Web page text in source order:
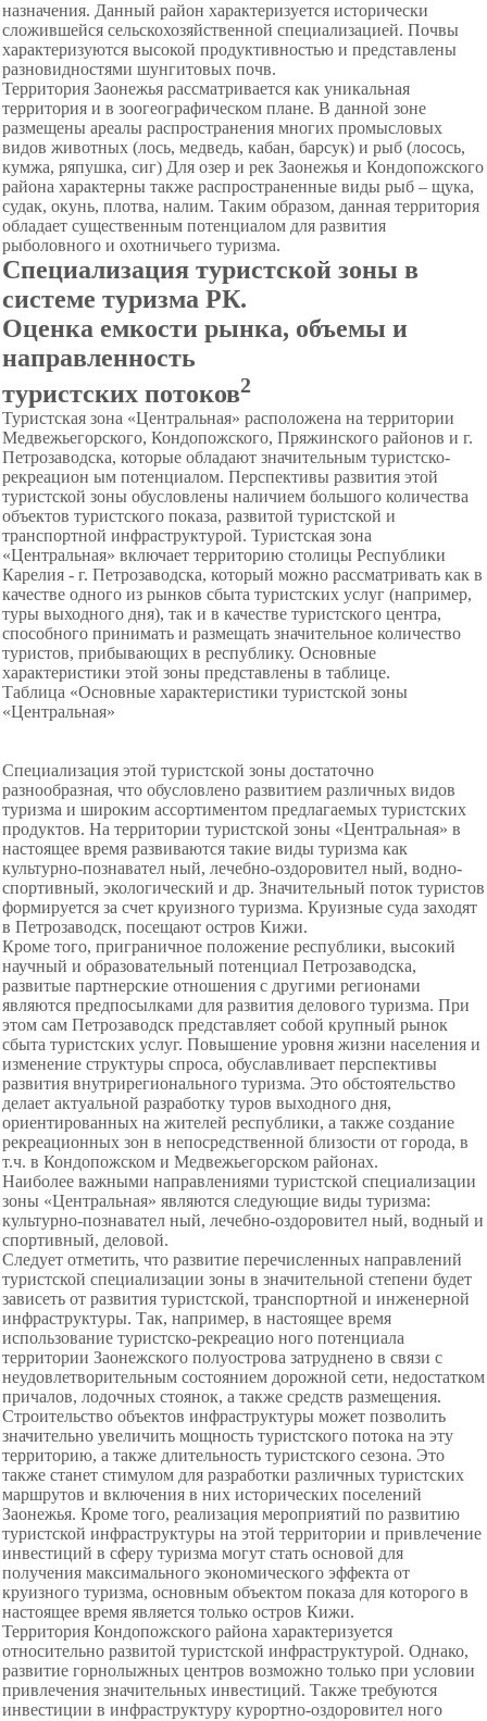
назначения. Данный район характеризуется исторически
сложившейся сельскохозяйственной специализацией. Почвы
характеризуются высокой продуктивностью и представлены
разновидностями шунгитовых почв.
Территория Заонежья рассматривается как уникальная
территория и в зоогеографическом плане. В данной зоне
размещены ареалы распространения многих промысловых
видов животных (лось, медведь, кабан, барсук) и рыб (лосось,
кумжа, ряпушка, сиг) Для озер и рек Заонежья и Кондопожского
района характерны также распространенные виды рыб – щука,
судак, окунь, плотва, налим. Таким образом, данная территория
обладает существенным потенциалом для развития
рыболовного и охотничьего туризма.
Специализация туристской зоны в
системе туризма РК.
Оценка емкости рынка, объемы и
направленность
туристских потоков2
Туристская зона «Центральная» расположена на территории
Медвежьегорского, Кондопожского, Пряжинского районов и г.
Петрозаводска, которые обладают значительным туристско-
рекреацион ым потенциалом. Перспективы развития этой
туристской зоны обусловлены наличием большого количества
объектов туристского показа, развитой туристской и
транспортной инфраструктурой. Туристская зона
«Центральная» включает территорию столицы Республики
Карелия - г. Петрозаводска, который можно рассматривать как в
качестве одного из рынков сбыта туристских услуг (например,
туры выходного дня), так и в качестве туристского центра,
способного принимать и размещать значительное количество
туристов, прибывающих в республику. Основные
характеристики этой зоны представлены в таблице.
Таблица «Основные характеристики туристской зоны
«Центральная»
Специализация этой туристской зоны достаточно
разнообразная, что обусловлено развитием различных видов
туризма и широким ассортиментом предлагаемых туристских
продуктов. На территории туристской зоны «Центральная» в
настоящее время развиваются такие виды туризма как
культурно-познавател ный, лечебно-оздоровител ный, водно-
спортивный, экологический и др. Значительный поток туристов
формируется за счет круизного туризма. Круизные суда заходят
в Петрозаводск, посещают остров Кижи.
Кроме того, приграничное положение республики, высокий
научный и образовательный потенциал Петрозаводска,
развитые партнерские отношения с другими регионами
являются предпосылками для развития делового туризма. При
этом сам Петрозаводск представляет собой крупный рынок
сбыта туристских услуг. Повышение уровня жизни населения и
изменение структуры спроса, обуславливает перспективы
развития внутрирегионального туризма. Это обстоятельство
делает актуальной разработку туров выходного дня,
ориентированных на жителей республики, а также создание
рекреационных зон в непосредственной близости от города, в
т.ч. в Кондопожском и Медвежьегорском районах.
Наиболее важными направлениями туристской специализации
зоны «Центральная» являются следующие виды туризма:
культурно-познавател ный, лечебно-оздоровител ный, водный и
спортивный, деловой.
Следует отметить, что развитие перечисленных направлений
туристской специализации зоны в значительной степени будет
зависеть от развития туристской, транспортной и инженерной
инфраструктуры. Так, например, в настоящее время
использование туристско-рекреацио ного потенциала
территории Заонежского полуострова затруднено в связи с
неудовлетворительным состоянием дорожной сети, недостатком
причалов, лодочных стоянок, а также средств размещения.
Строительство объектов инфраструктуры может позволить
значительно увеличить мощность туристского потока на эту
территорию, а также длительность туристского сезона. Это
также станет стимулом для разработки различных туристских
маршрутов и включения в них исторических поселений
Заонежья. Кроме того, реализация мероприятий по развитию
туристской инфраструктуры на этой территории и привлечение
инвестиций в сферу туризма могут стать основой для
получения максимального экономического эффекта от
круизного туризма, основным объектом показа для которого в
настоящее время является только остров Кижи.
Территория Кондопожского района характеризуется
относительно развитой туристской инфраструктурой. Однако,
развитие горнолыжных центров возможно только при условии
привлечения значительных инвестиций. Также требуются
инвестиции в инфраструктуру курортно-оздоровител ного